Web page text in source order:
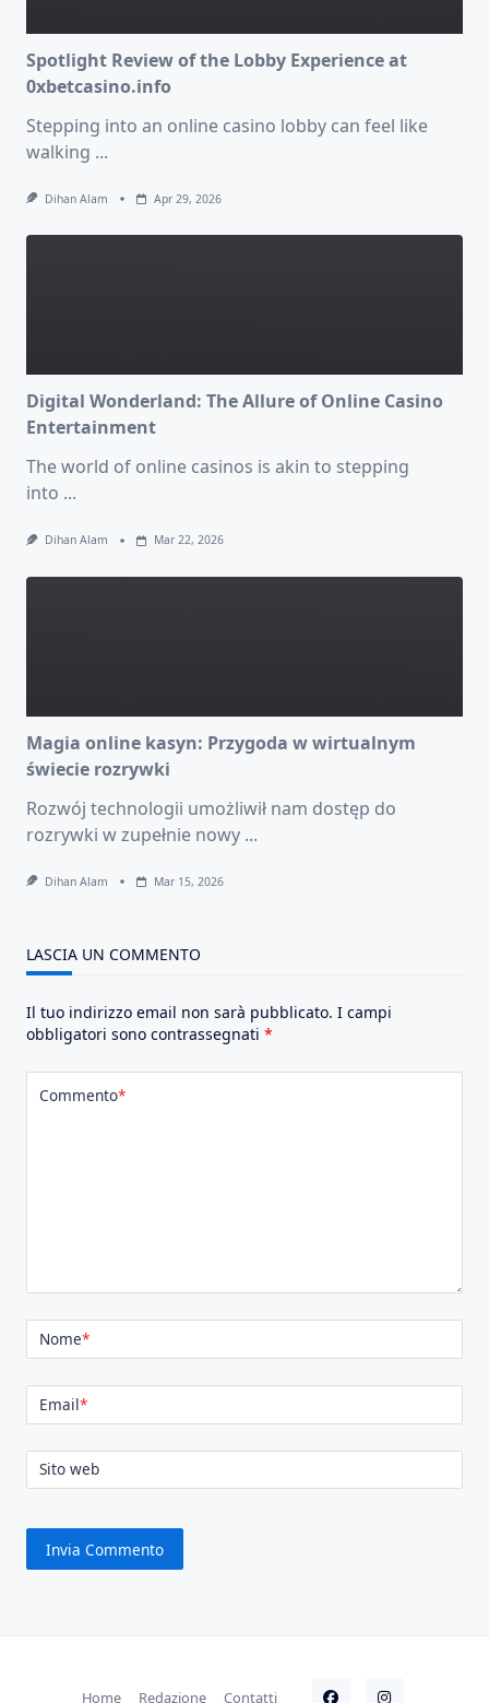
Spotlight Review of the Lobby Experience at
0xbetcasino.info
Stepping into an online casino lobby can feel like
walking ...
Dihan Alam Apr 29, 2026
Digital Wonderland: The Allure of Online Casino
Entertainment
The world of online casinos is akin to stepping
into ...
Dihan Alam Mar 22, 2026
Magia online kasyn: Przygoda w wirtualnym
świecie rozrywki
Rozwój technologii umożliwił nam dostęp do
rozrywki w zupełnie nowy ...
Dihan Alam Mar 15, 2026
LASCIA UN COMMENTO
Il tuo indirizzo email non sarà pubblicato. I campi
obbligatori sono contrassegnati *
Commento*
Nome*
Email*
Sito web
Home Redazione Contatti